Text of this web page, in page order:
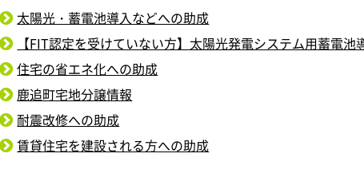
太陽光・蓄電池導入などへの助成
【FIT認定を受けていない方】太陽光発電システム用蓄電池
住宅の省エネ化への助成
鹿追町宅地分譲情報
耐震改修への助成
賃貸住宅を建設される方への助成